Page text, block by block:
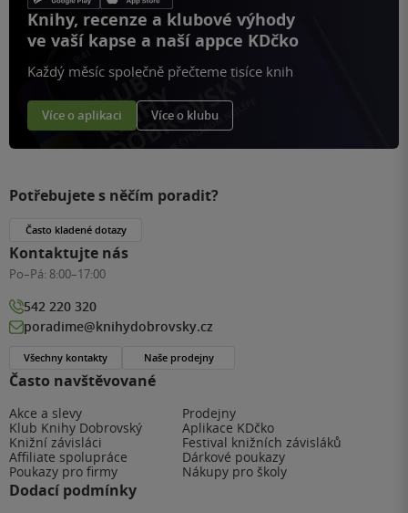
Knihy, recenze a klubové výhody
ve vaší kapse a naší appce KDčko
Každý měsíc společně přečteme tisíce knih
Více o aplikaci Více o klubu
Často navštěvované
Akce a slevy
Prodejny
Klub Knihy Dobrovský
Aplikace KDčko
Knižní závisláci
Festival knižních závisláků
Affiliate spolupráce
Dárkové poukazy
Poukazy pro firmy
Nákupy pro školy
Dodací podmínky
Potřebujete s něčím poradit?
Často kladené dotazy
Kontaktujte nás
Po–Pá: 8:00–17:00
542 220 320
poradime@knihydobrovsky.cz
Všechny kontakty Naše prodejny